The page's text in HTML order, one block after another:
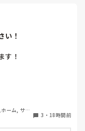
い！
す！
に、その人が介護
まり興味もてず、聞
ーム, サー
3 ・ 18時間前